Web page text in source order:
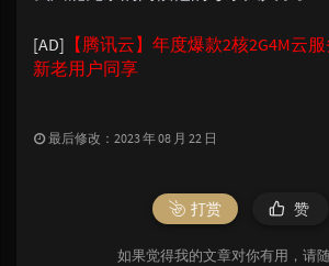
[AD] 【腾讯云】年度爆款2核2G4M云
新老用户同享
最后修改：2023 年 08 月 22 日
打赏 赞
如果觉得我的文章对你有用，请